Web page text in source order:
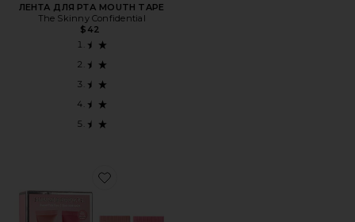
ЛЕНТА ДЛЯ РТА MOUTH TAPE
The Skinny Confidential
$42
Favorite ??????? ??????? ??? ??? SWEET PINK